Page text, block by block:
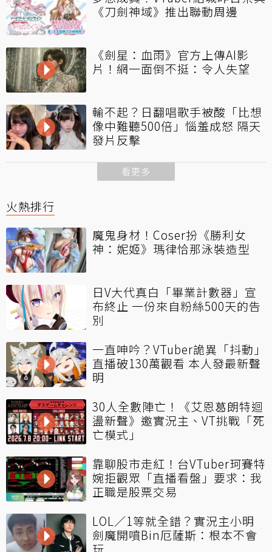
《刀劍神域》推出聯動周邊
《劍星：血雨》官方上傳AI影
片！網一面倒不挺：令人失望
輸不起？日翻唱歌手被酸「比想
像中難聽500倍」惱羞成怒 隔天
發片反擊
看更多
火熱排行
魔鬼身材！Coser扮《勝利女
神：妮姬》瑪律恰那泳裝造型
日V大代真白「畢業計數器」宣
布終止 一份來自粉絲500天的告
別
一直呻吟？VTuber詭異「抖動」
直播破130萬觀看 本人發最新聲
明
30人全數陣亡！《艾恩葛朗特迴
盪新聲》邀實況主、VT挑戰「死
亡模式」
靠聊股市走紅！台VTuber珂賽特
婉拒觀眾「直播看盤」要求：我
正職是股票交易
LOL／1等就全錯？實況主小明
劍魔開噴Bin厄薩斯：根本不會
玩